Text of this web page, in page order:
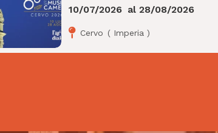
10/07/2026 al28/08/2026
Cervo ( Imperia )